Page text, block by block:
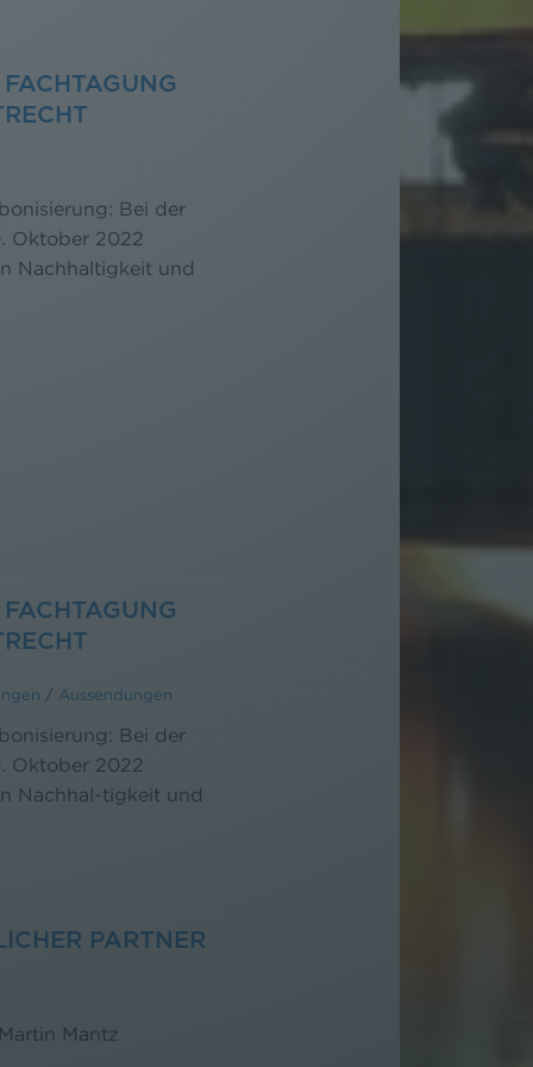
Bei der
Oktober 2022
Nachhaltigkeit und
/ Aussendungen
Bei der
Oktober 2022
Nachhal-tigkeit und
PARTNER
Mantz